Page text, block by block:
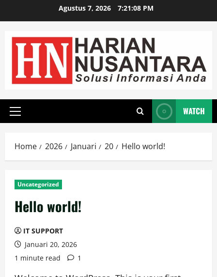
Agustus 7, 2026 7:21:08 PM
WATCH
Home 2026 Januari 20 Hello world!
Uncategorized
Hello world!
IT SUPPORT
Januari 20, 2026
1 minute read
1